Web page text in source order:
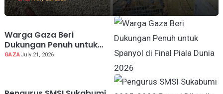
Warga Gaza Beri
Dukungan Penuh untuk
Spanyol di Final Piala
GAZAJuly 21, 2026